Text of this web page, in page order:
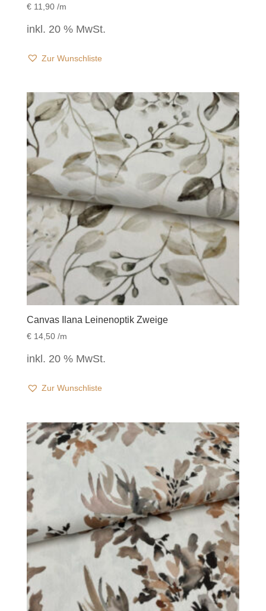
€11,90/m
inkl. 20 % MwSt.
Zur Wunschliste
Canvas Ilana Leinenoptik Zweige
€14,50/m
inkl. 20 % MwSt.
Zur Wunschliste